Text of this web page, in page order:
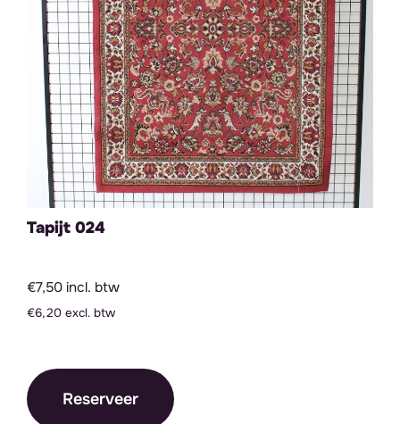
Tapijt 024
€7,50 incl. btw
€6,20 excl. btw
Reserveer